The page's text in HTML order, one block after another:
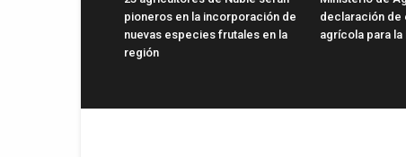
pioneros en la incorporación de
nuevas especies frutales en la
región
declaración de
agrícola para la